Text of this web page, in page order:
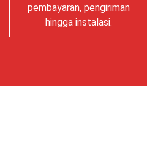
pembayaran, pengiriman
hingga instalasi.